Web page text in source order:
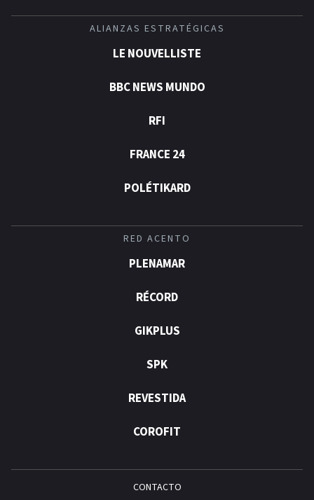
ALIANZAS ESTRATÉGICAS
LE NOUVELLISTE
BBC NEWS MUNDO
RFI
FRANCE 24
POLÉTIKARD
RED ACENTO
PLENAMAR
RÉCORD
GIKPLUS
SPK
REVESTIDA
COROFIT
CONTACTO